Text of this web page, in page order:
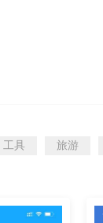
工具 旅游